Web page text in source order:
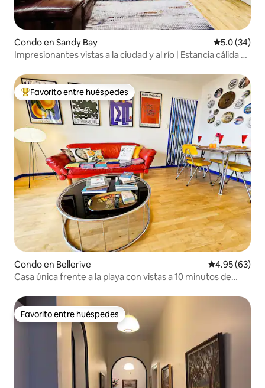
Condo en Sandy Bay Calificación
5.0 (34)
Impresionantes vistas a la ciudad y al río | Estancia cálida y
Favorito entre huéspedes preferido
Favorito entre huéspedes
Condo en Bellerive Calificación
4.95 (63)
Casa única frente a la playa con vistas a 10 minutos de
Favorito entre huéspedes
Favorito entre huéspedes